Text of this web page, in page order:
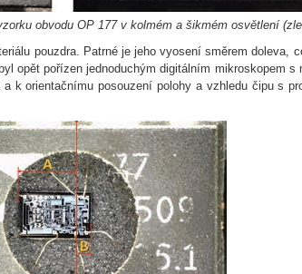
obvodu OP 177 v kolmém a šikmém osvětlení
pouzdra. Patrné je jeho vyosení směrem doleva,
opět pořízen jednoduchým digitálním mikroskopem s
k orientačnímu posouzení polohy a vzhledu čipu s